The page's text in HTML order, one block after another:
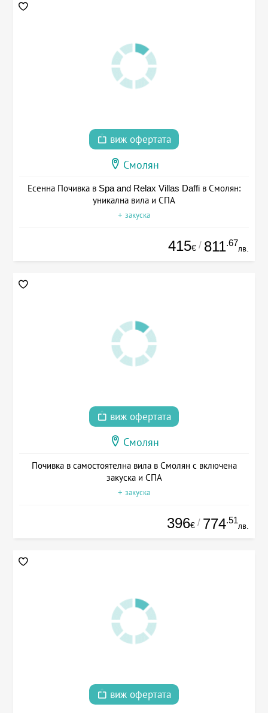
виж офертата
Смолян
Есенна Почивка в Spa and Relax Villas Daffi в Смолян:
уникална вила и СПА
+ закуска
415€ / 811.67
лв.
виж офертата
Смолян
Почивка в самостоятелна вила в Смолян с включена
закуска и СПА
+ закуска
396€ / 774.51
лв.
виж офертата